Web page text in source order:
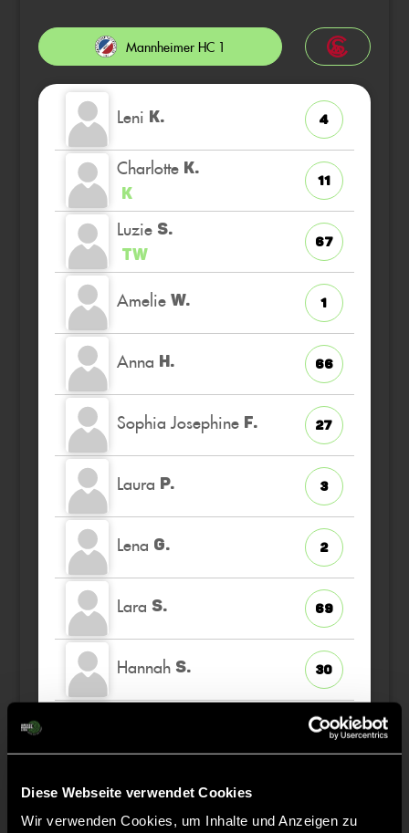
Diese Webseite verwendet Cookies
Wir verwenden Cookies, um Inhalte und Anzeigen zu
Mannheimer HC 1
Leni K. 4
Charlotte K.
K
11
Luzie S.
TW
67
Amelie W. 1
Anna H. 66
Sophia Josephine F. 27
Laura P. 3
Lena G. 2
Lara S. 69
Hannah S. 30
28
Hannah H.